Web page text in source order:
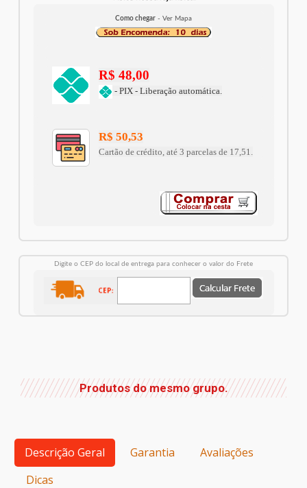
Como chegar - Ver Mapa
R$ 48,00
- PIX - Liberação automática.
R$ 50,53
Cartão de crédito, até 3 parcelas de 17,51.
Digite o CEP do local de entrega para conhecer o valor do Frete
Produtos do mesmo grupo.
Descrição Geral Garantia
Avaliações
Dicas